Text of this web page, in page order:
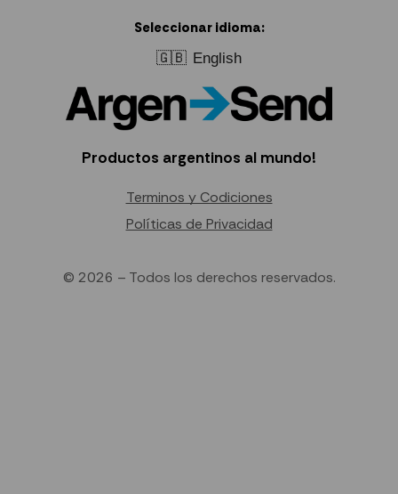
Seleccionar idioma:
🇬🇧 English
Productos argentinos al mundo!
Terminos y Codiciones
Políticas de Privacidad
© 2026 – Todos los derechos reservados.